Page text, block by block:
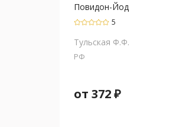
Повидон-Йод
5
Тульская Ф.Ф.
РФ
от 372₽